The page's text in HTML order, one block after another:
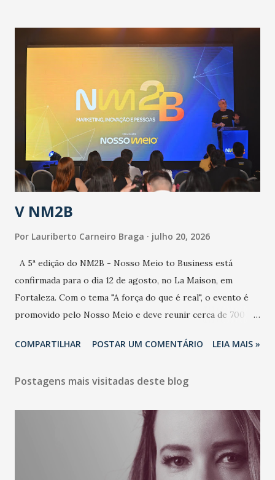
população suspeita e de cuidados com os ambientes
públicos e domiciliares. “Nós não estamos vivendo uma
epidemia comum, como temos em todos os anos, com
aumento de casos de dengue, influenza ou H1N1. Trata-se
de uma epidemia com um vírus diferente, com um poder de
contaminação maior que outros coronavírus”, apontou o
secretário. Segundo ele, é uma epidemia com chance de
contaminação alta, podendo gerar um grande risco à
população e ao sistema de saúde. “Precisamos saber fazer a
estratificação do risco da doença, para não so...
V NM2B
Por Lauriberto Carneiro Braga julho 20, 2026
A 5ª edição do NM2B - Nosso Meio to Business está
confirmada para o dia 12 de agosto, no La Maison, em
Fortaleza. Com o tema "A força do que é real", o evento é
promovido pelo Nosso Meio e deve reunir cerca de 700
e lideranças do Mercado Nacional. Desde 2022, o NM2B
de negócios do Nordeste, reunindo profissionais de marcas
LinkedIn, VISA, Grupo 3corações, TikTok e M. Dias Branco.
A nova edição chega em um momento em que autenticidade
e consistência ganham peso nas conversas sobre marca,
liderança e estratégia. - Vivemos um momento em que todo
COMPARTILHAR POSTAR UM COMENTÁRIO LEIA MAIS »
Postagens mais visitadas deste blog